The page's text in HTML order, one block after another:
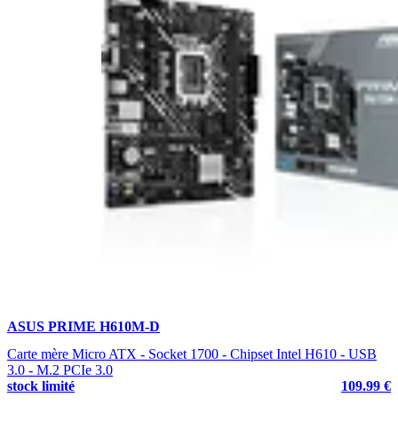
ASUS PRIME H610M-D
Carte mère Micro ATX - Socket 1700 - Chipset Intel H610 - USB
3.0 - M.2 PCIe 3.0
stock limité
109.99 €